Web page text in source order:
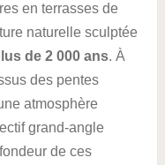
en terrasses de
naturelle sculptée
de 2 000 ans. À
des pentes
atmosphère
grand-angle
de ces